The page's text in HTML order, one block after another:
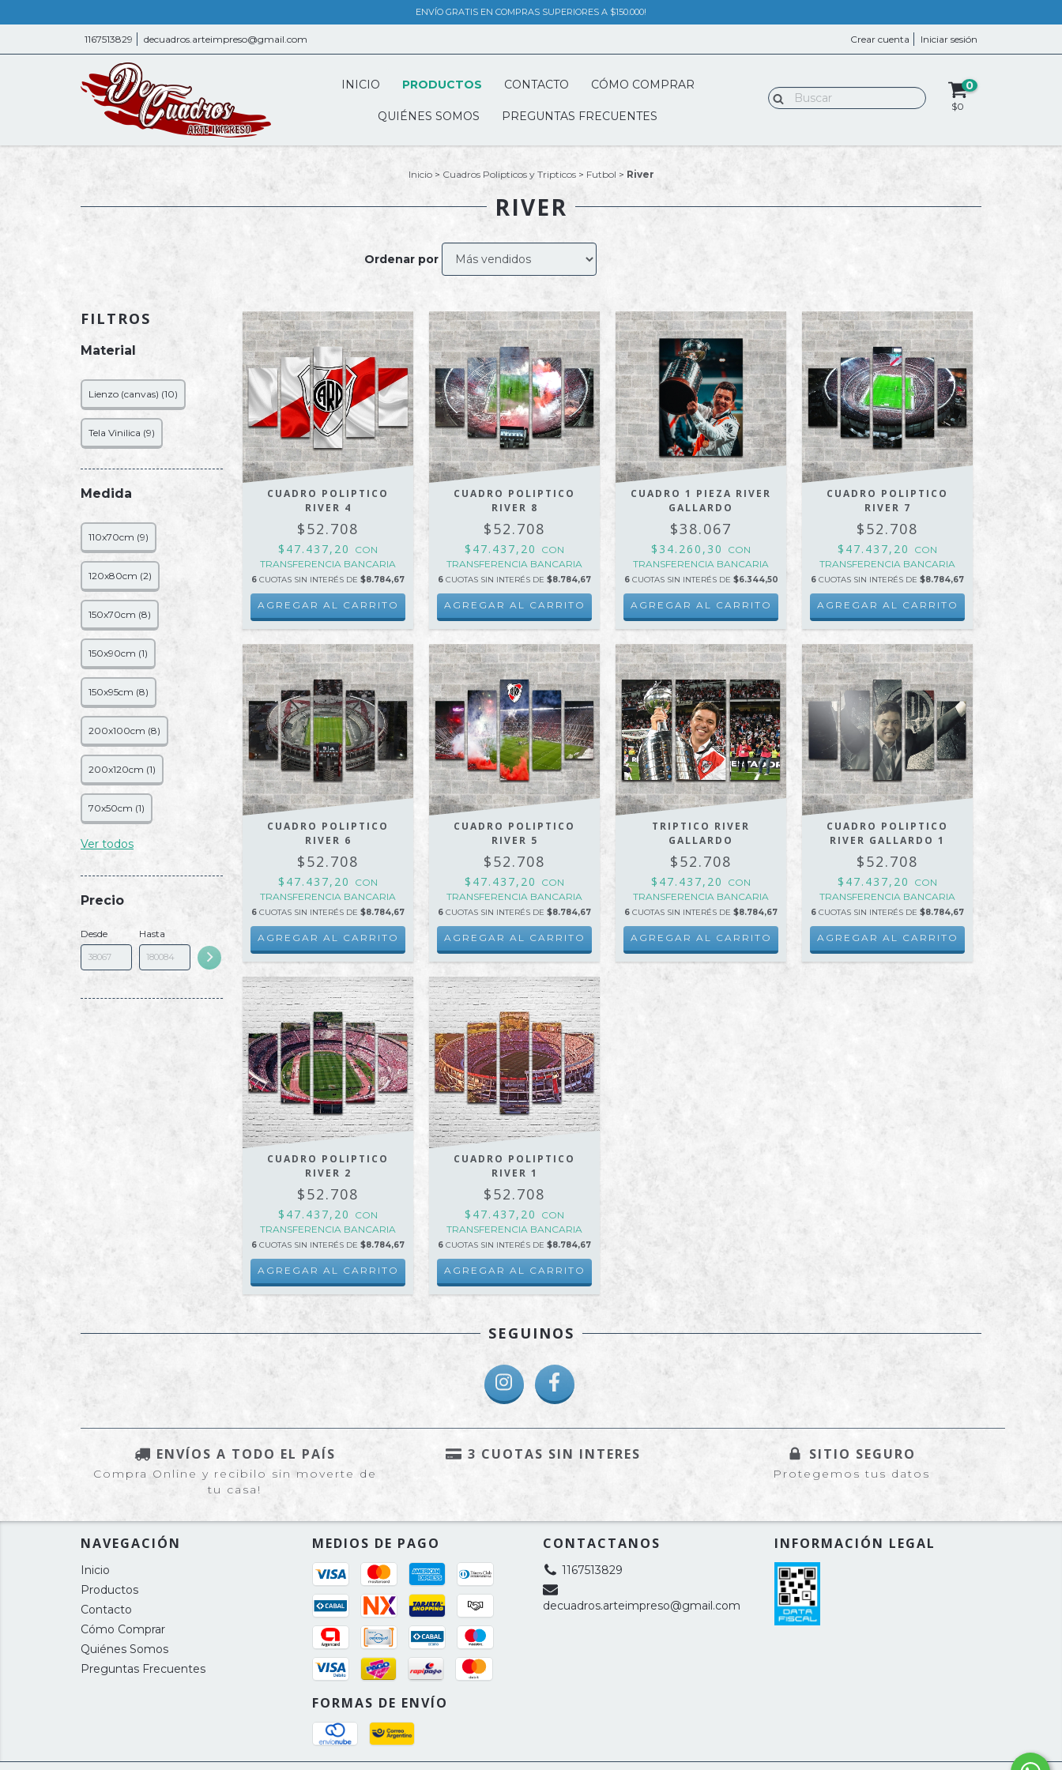
ENVÍO GRATIS EN COMPRAS SUPERIORES A $150.000!
1167513829 decuadros.arteimpreso@gmail.com Crear cuenta Iniciar sesión
INICIO PRODUCTOS CONTACTO CÓMO COMPRAR
QUIÉNES SOMOS PREGUNTAS FRECUENTES
0
$0
Inicio > Cuadros Polipticos y Tripticos > Futbol > River
RIVER
Ordenar por
FILTROS
Material
Lienzo (canvas) (10)
Tela Vinilica (9)
Medida
110x70cm (9)
120x80cm (2)
150x70cm (8)
150x90cm (1)
150x95cm (8)
200x100cm (8)
200x120cm (1)
70x50cm (1)
Ver todos
Precio
Desde Hasta
CUADRO POLIPTICO
RIVER 4
$52.708
$47.437,20
CON
TRANSFERENCIA BANCARIA
6 CUOTAS SIN INTERÉS DE$8.784,67
AGREGAR AL CARRITO
CUADRO POLIPTICO
RIVER 8
$52.708
$47.437,20
CON
TRANSFERENCIA BANCARIA
6 CUOTAS SIN INTERÉS DE$8.784,67
AGREGAR AL CARRITO
CUADRO 1 PIEZA RIVER
GALLARDO
$38.067
$34.260,30
CON
TRANSFERENCIA BANCARIA
6 CUOTAS SIN INTERÉS DE $6.344,50
AGREGAR AL CARRITO
CUADRO POLIPTICO
RIVER 7
$52.708
$47.437,20
CON
TRANSFERENCIA BANCARIA
6 CUOTAS SIN INTERÉS DE$8.784,67
AGREGAR AL CARRITO
CUADRO POLIPTICO
RIVER 6
$52.708
$47.437,20
CON
TRANSFERENCIA BANCARIA
6 CUOTAS SIN INTERÉS DE$8.784,67
AGREGAR AL CARRITO
CUADRO POLIPTICO
RIVER 5
$52.708
$47.437,20
CON
TRANSFERENCIA BANCARIA
6 CUOTAS SIN INTERÉS DE$8.784,67
AGREGAR AL CARRITO
TRIPTICO RIVER
GALLARDO
$52.708
$47.437,20
CON
TRANSFERENCIA BANCARIA
6 CUOTAS SIN INTERÉS DE$8.784,67
AGREGAR AL CARRITO
CUADRO POLIPTICO
RIVER GALLARDO 1
$52.708
$47.437,20
CON
TRANSFERENCIA BANCARIA
6 CUOTAS SIN INTERÉS DE$8.784,67
AGREGAR AL CARRITO
CUADRO POLIPTICO
RIVER 2
$52.708
$47.437,20
CON
TRANSFERENCIA BANCARIA
6 CUOTAS SIN INTERÉS DE$8.784,67
AGREGAR AL CARRITO
CUADRO POLIPTICO
RIVER 1
$52.708
$47.437,20
CON
TRANSFERENCIA BANCARIA
6 CUOTAS SIN INTERÉS DE$8.784,67
AGREGAR AL CARRITO
SEGUINOS
ENVÍOS A TODO EL PAÍS
Compra Online y recibilo sin moverte de
tu casa!
3 CUOTAS SIN INTERES SITIO SEGURO
Protegemos tus datos
NAVEGACIÓN
Inicio
Productos
Contacto
Cómo Comprar
Quiénes Somos
Preguntas Frecuentes
MEDIOS DE PAGO
FORMAS DE ENVÍO
CONTACTANOS
1167513829
decuadros.arteimpreso@gmail.com
INFORMACIÓN LEGAL